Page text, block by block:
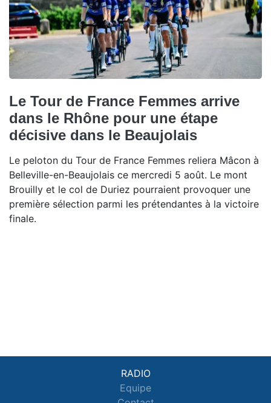
Le Tour de France Femmes arrive
dans le Rhône pour une étape
décisive dans le Beaujolais
Le peloton du Tour de France Femmes reliera Mâcon à
Belleville-en-Beaujolais ce mercredi 5 août. Le mont
Brouilly et le col de Duriez pourraient provoquer une
première sélection parmi les prétendantes à la victoire
finale.
RADIO
Equipe